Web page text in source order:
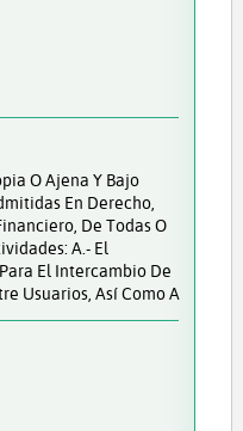
O Ajena Y Bajo
En Derecho,
De Todas O
A.- El
El Intercambio De
Usuarios, Así Como A